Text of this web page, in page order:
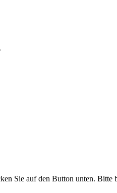
.
Sie auf den Button unten. Bitte